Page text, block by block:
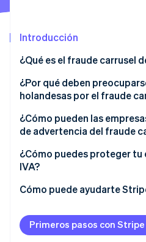
Introducción
¿Qué es el fraude carrusel
¿Por qué deben
holandesas por el fraude
¿Cómo pueden las
de advertencia del fraude
¿Cómo puedes proteger tu
IVA?
Llevar a cabo la diligencia
Entrena a tu equipo para
dudosos
Cómo puede ayudarte
Primeros pasos con Stripe